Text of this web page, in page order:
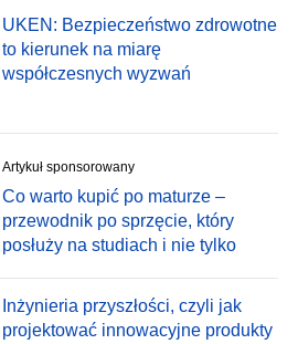
UKEN: Bezpieczeństwo zdrowotne
to kierunek na miarę
współczesnych wyzwań
Artykuł sponsorowany
Co warto kupić po maturze –
przewodnik po sprzęcie, który
posłuży na studiach i nie tylko
Inżynieria przyszłości, czyli jak
projektować innowacyjne produkty